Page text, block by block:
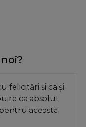
felicitări și ca și
ca absolut
această